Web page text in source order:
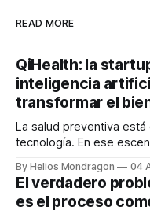
READ MORE
QiHealth: la
inteligencia
transformar el
La salud preventiva
tecnología. En ese
dispositivos inteligentes,
en tiempo real para
decisiones sobre su
By Helios Mondragon 04
El verdadero
es el proceso